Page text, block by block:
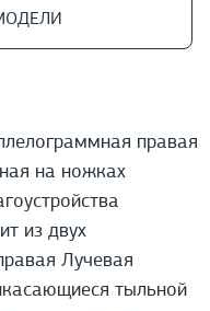
правая
на ножках
из двух
Лучевая
тыльной